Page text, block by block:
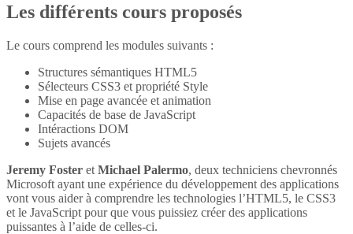
Les différents cours proposés
Le cours comprend les modules suivants :
Structures sémantiques HTML5
Sélecteurs CSS3 et propriété Style
Mise en page avancée et animation
Capacités de base de JavaScript
Intéractions DOM
Sujets avancés
Jeremy Foster et Michael Palermo, deux techniciens chevronnés
Microsoft ayant une expérience du développement des applications
vont vous aider à comprendre les technologies l’HTML5, le CSS3
et le JavaScript pour que vous puissiez créer des applications
puissantes à l’aide de celles-ci.